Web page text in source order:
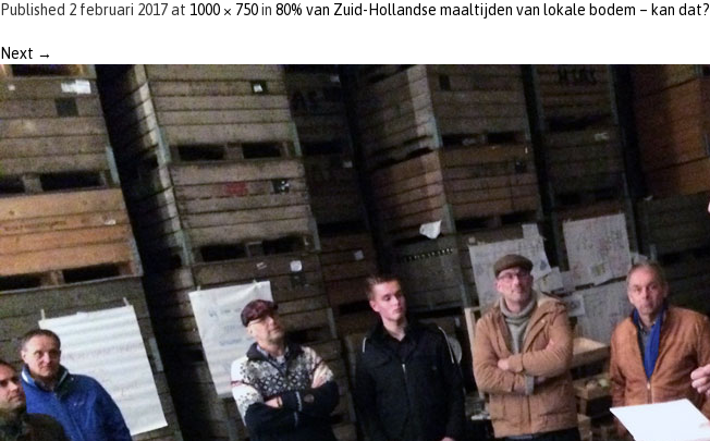
Published 2 februari 2017at 1000 × 750in 80% van Zuid-Hollandse maaltijden van lokale bodem – kan dat?
Next →